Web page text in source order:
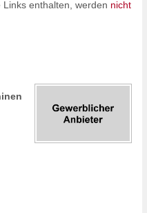
enthalten, werden nicht